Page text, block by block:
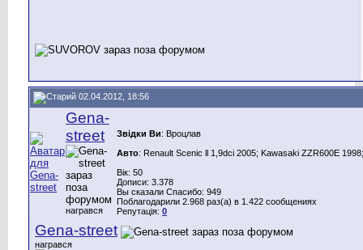
02.04.2012, 18:56
Gena-
street
награвся
Звідки Ви: Вроцлав
Авто: Renault Scenic ll 1,9dci 2005; Kawasaki ZZR600E
Вік: 50
Дописи: 3.378
Вы сказали Спасибо: 949
Поблагодарили 2.968 раз(а) в 1.422 сообщениях
Репутація: 0
Gena-street
награвся